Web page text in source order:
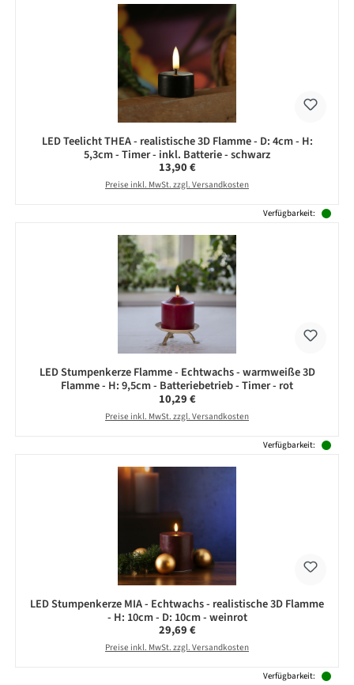
LED Teelicht THEA - realistische 3D Flamme - D: 4cm - H:
5,3cm - Timer - inkl. Batterie - schwarz
Regulärer Preis:
13,90 €
Preise inkl. MwSt. zzgl. Versandkosten
Verfügbarkeit:
LED Stumpenkerze Flamme - Echtwachs - warmweiße 3D
Flamme - H: 9,5cm - Batteriebetrieb - Timer - rot
Regulärer Preis:
10,29 €
Preise inkl. MwSt. zzgl. Versandkosten
Verfügbarkeit:
LED Stumpenkerze MIA - Echtwachs - realistische 3D Flamme
- H: 10cm - D: 10cm - weinrot
Regulärer Preis:
29,69 €
Preise inkl. MwSt. zzgl. Versandkosten
Verfügbarkeit: